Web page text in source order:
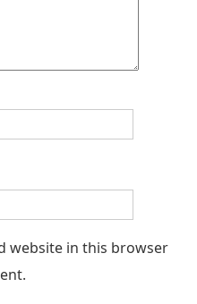
website in this browser